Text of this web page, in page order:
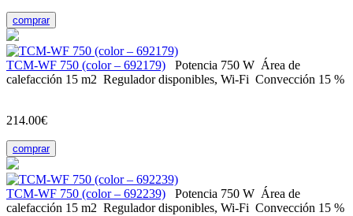
comprar
ТСМ-WF 750 (color – 692179) Potencia 750 W Área de
calefacción 15 m2 Regulador disponibles, Wi-Fi Convección 15 %
214.00€
comprar
ТСМ-WF 750 (color – 692239) Potencia 750 W Área de
calefacción 15 m2 Regulador disponibles, Wi-Fi Convección 15 %